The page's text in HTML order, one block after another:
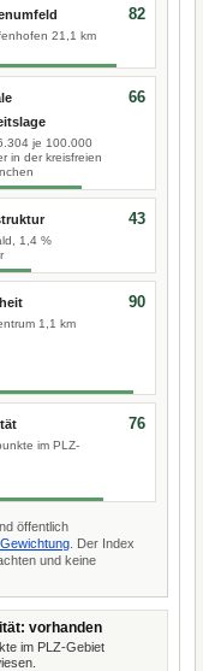
21,1 km
82
je 100.000
in der kreisfreien
66
1,4 %
43
1,1 km
90
im PLZ-
76
öffentlich
. Der Index
und keine
vorhanden
im PLZ-Gebiet